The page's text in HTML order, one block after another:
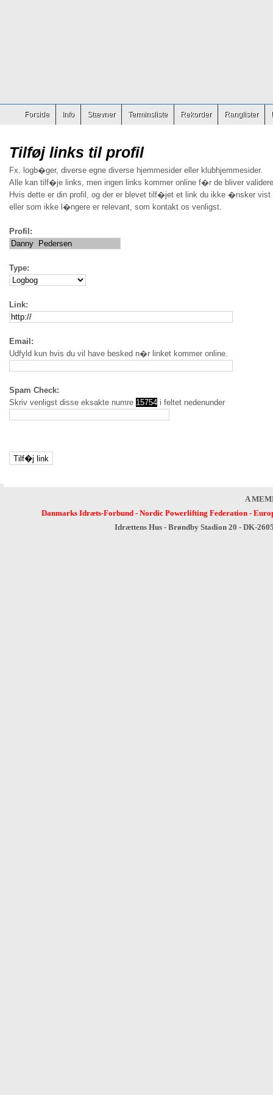
Forside Info Stævner Terminsliste Rekorder Ranglister
Tilføj links til profil
Fx. logb�ger, diverse egne diverse hjemmesider eller klubhjemmesider.
Alle kan tilf�je links, men ingen links kommer online f�r de bliver
Hvis dette er din profil, og der er blevet tilf�jet et link du ikke �nsker vist
eller som ikke l�ngere er relevant, som kontakt os venligst.
Profil:
Type:
Link:
Email:
Udfyld kun hvis du vil have besked n�r linket kommer online.
Spam Check:
Skriv venligst disse eksakte numre 15754 i feltet nedenunder
A
Danmarks Idræts-Forbund- Nordic Powerlifting Federation-
Idrættens Hus - Brøndby Stadion 20 - DK-